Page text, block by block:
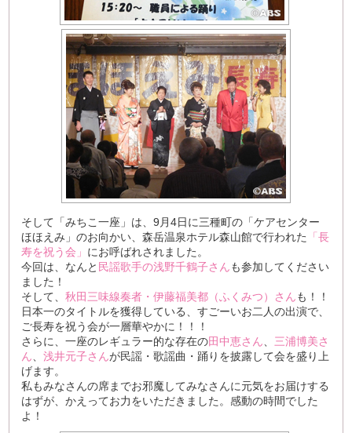
そして「みちこ一座」は、9月4日に三種町の「ケアセンター
ほほえみ」のお向かい、森岳温泉ホテル森山館で行われた
「長
寿を祝う会」 にお呼ばれされました。
今回は、なんと 民謡歌手の浅野千鶴子さんも参加してください
ました！
そして、秋田三味線奏者・伊藤福美都（ふくみつ）さんも！！
日本一のタイトルを獲得している、すごーいお二人の出演で、
ご長寿を祝う会が一層華やかに！！！
さらに、一座のレギュラー的な存在の田中恵さん、三浦博美さ
ん、浅井元子さんが民謡・歌謡曲・踊りを披露して会を盛り上
げます。
私もみなさんの席までお邪魔してみなさんに元気をお届けする
はずが、かえってお力をいただきました。感動の時間でした
よ！